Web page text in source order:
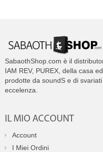
SabaothShop.com è il
IAM REV, PUREX, della casa
prodotte da soundS e di
eccelenza.
IL MIO ACCOUNT
Account
I Miei Ordini